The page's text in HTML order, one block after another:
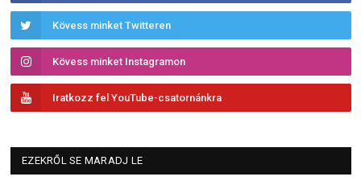
Kövess minket Twitteren
Kövess minket Instagramon
Iratkozz fel YouTube-csatornánkra
EZEKRŐL SE MARADJ LE